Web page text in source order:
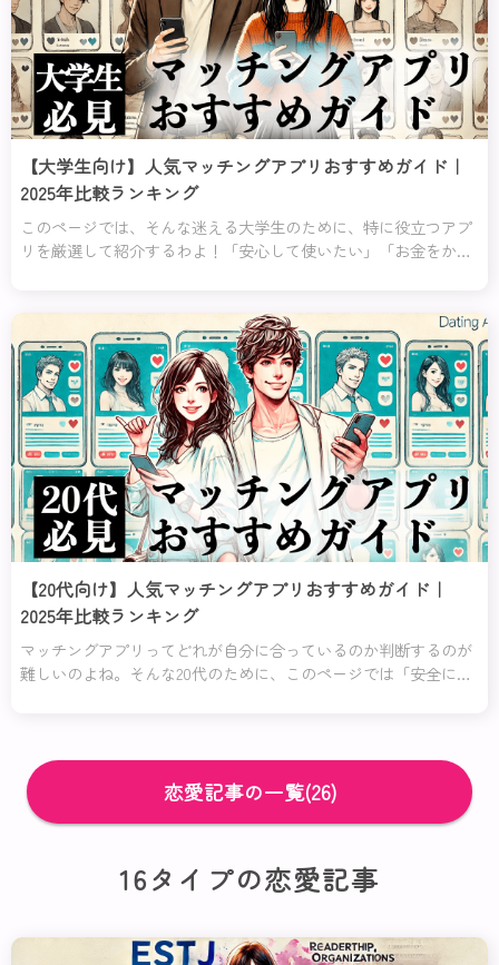
【大学生向け】人気マッチングアプリおすすめガイド｜
2025年比較ランキング
このページでは、そんな迷える大学生のために、特に役立つアプ
リを厳選して紹介するわよ！「安心して使いたい」「お金をかけ
でまとめてみたの。
【20代向け】人気マッチングアプリおすすめガイド｜
2025年比較ランキング
マッチングアプリってどれが自分に合っているのか判断するのが
難しいのよね。そんな20代のために、このページでは「安全に使
恋愛記事の一覧(26)
16タイプの恋愛記事